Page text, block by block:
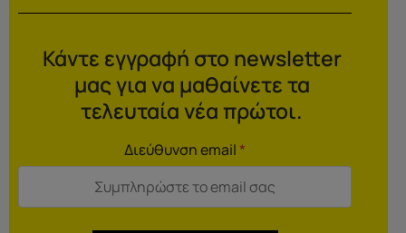
Κάντε εγγραφή στο newsletter
μας για να μαθαίνετε τα
τελευταία νέα πρώτοι.
Διεύθυνση email*